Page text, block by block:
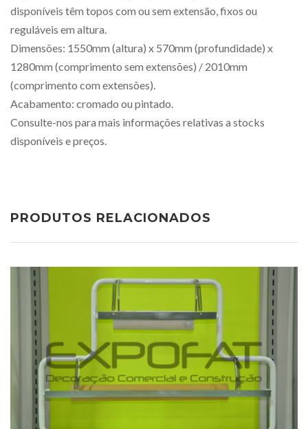
disponíveis têm topos com ou sem extensão, fixos ou
reguláveis em altura.
Dimensões: 1550mm (altura) x 570mm (profundidade) x
1280mm (comprimento sem extensões) / 2010mm
(comprimento com extensões).
Acabamento: cromado ou pintado.
Consulte-nos para mais informações relativas a stocks
disponíveis e preços.
PRODUTOS RELACIONADOS